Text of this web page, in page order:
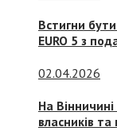
Встигни
EURO 5 з
02.04.2026
На
власників